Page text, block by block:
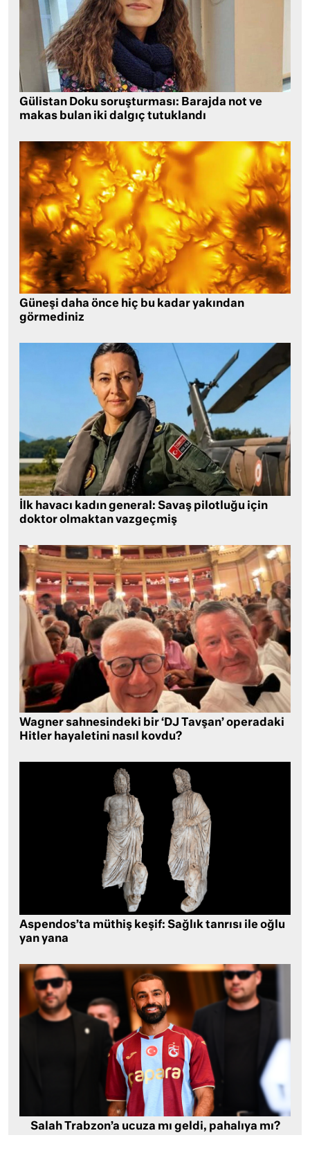
Gülistan Doku soruşturması: Barajda not ve
makas bulan iki dalgıç tutuklandı
Güneşi daha önce hiç bu kadar yakından
görmediniz
İlk havacı kadın general: Savaş pilotluğu için
doktor olmaktan vazgeçmiş
Wagner sahnesindeki bir ‘DJ Tavşan’ operadaki
Hitler hayaletini nasıl kovdu?
Aspendos’ta müthiş keşif: Sağlık tanrısı ile oğlu
yan yana
Salah Trabzon’a ucuza mı geldi, pahalıya mı?